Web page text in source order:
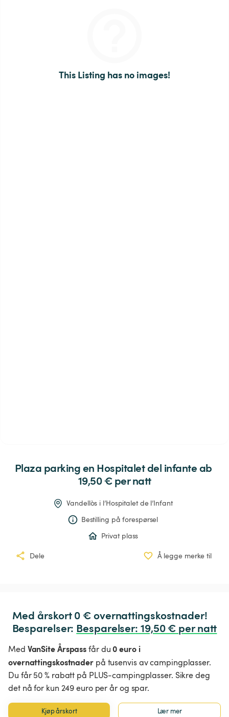
This Listing has no images!
Plaza parkingen Hospitaletdel infante ab
19,50 € per natt
Vandellòs i l’Hospitalet de l’Infant
Bestilling på forespørsel
Privat plass
Dele Å legge merke til
Med årskort 0 € overnattingskostnader!
Besparelser: Besparelser: 19,50 € per natt
Med VanSite Årspassfår du0 euro i
overnattingskostnaderpå tusenvis av campingplasser.
Du får 50 % rabatt på PLUS-campingplasser. Sikre deg
det nå for kun 249 euro per år og spar.
Kjøp årskort Lær mer